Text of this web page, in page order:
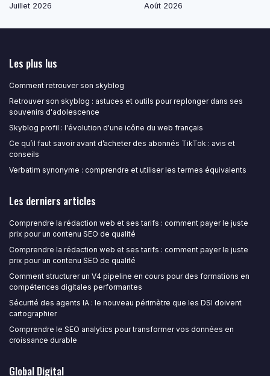
Juillet 2026
Août 2026
Les plus lus
Comment retrouver son skyblog
Retrouver son skyblog : astuces et outils pour replonger dans ses
souvenirs d'adolescence
Skyblog profil : l'évolution d'une icône du web français
Ce qu’il faut savoir avant d’acheter des abonnés TikTok : avis et
conseils
Verbatim synonyme : comprendre et utiliser les termes équivalents
Les derniers articles
Comprendre la rédaction web et ses tarifs : comment payer le juste
prix pour un contenu SEO de qualité
Comprendre la rédaction web et ses tarifs : comment payer le juste
prix pour un contenu SEO de qualité
Comment structurer un V4 pipeline en cours pour des formations en
compétences digitales performantes
Sécurité des agents IA : le nouveau périmètre que les DSI doivent
cartographier
Comprendre le SEO analytics pour transformer vos données en
croissance durable
Global Digital